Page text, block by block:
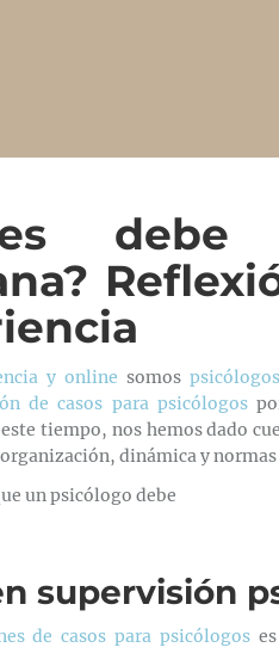
y online somos
de casos para psicólogos
tiempo, nos hemos dado
dinámica y
un psicólogo debe
supervisión
de casos para psicólogos